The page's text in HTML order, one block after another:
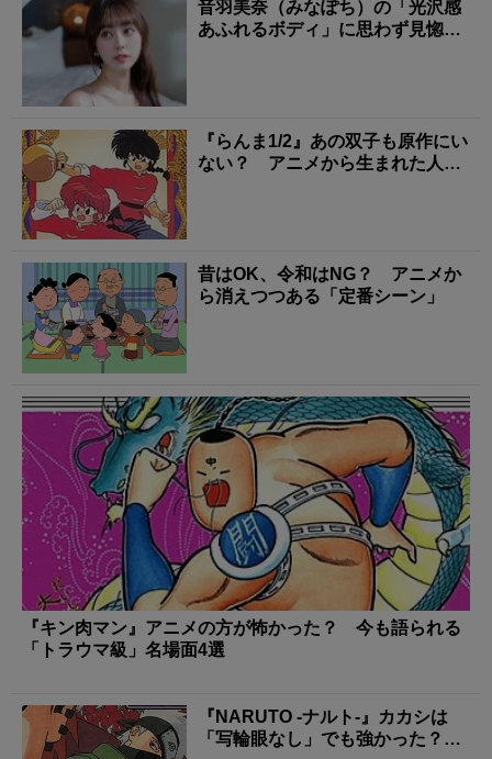
音羽美奈（みなぽち）の「光沢感
あふれるボディ」に思わず見惚れ
『らんま1/2』あの双子も原作にい
ない？ アニメから生まれた人気
昔はOK、令和はNG？ アニメか
ら消えつつある「定番シーン」
『キン肉マン』アニメの方が怖かった？ 今も語られる
「トラウマ級」名場面4選
『NARUTO -ナルト-』カカシは
「写輪眼なし」でも強かった？